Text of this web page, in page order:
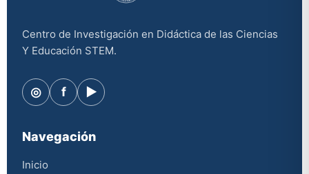
Centro de Investigación en Didáctica de las Ciencias
Y Educación STEM.
◎ f ▶
Navegación
Inicio